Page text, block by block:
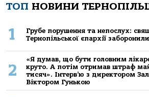
ТОП НОВИНИ
1
Грубе порушення та непослух:
Тернопільської єпархії
2
«Я думав, що бути головним
круто. А потім отримав штраф
тисяч». Інтерв’ю з директором
Віктором Гунькою